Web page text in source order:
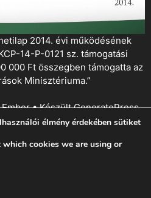
2014. évi működésének
14-P-0121 sz. támogatási
000 Ft összegben támogatta az
Minisztériuma.”
• KészültGeneratePress
élmény érdekében sütiket
cookies we are using or